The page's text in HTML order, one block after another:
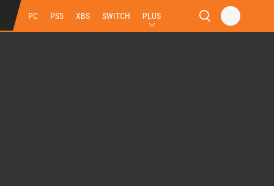
PC PS5 XBS SWITCH PLUS